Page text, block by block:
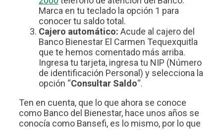
Marca en tu teclado la opción 1 para
conocer tu saldo total.
Cajero automático: Acude al cajero del
Banco Bienestar El Carmen Tequexquitla
que te hemos comentado más arriba.
Ingresa tu tarjeta, ingresa tu NIP (Número
de identificación Personal) y selecciona la
opción “Consultar Saldo“.
Ten en cuenta, que lo que ahora se conoce
como Banco del Bienestar, hace unos años se
conocía como Bansefi, es lo mismo, por lo que